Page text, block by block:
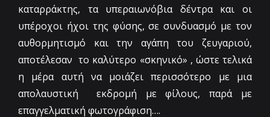
on
καταρράκτης, τα υπεραιωνόβια δέντρα και οι
υπέροχοι ήχοι της φύσης, σε συνδυασμό με τον
αυθορμητισμό και την αγάπη του ζευγαριού,
αποτέλεσαν το καλύτερο «σκηνικό» , ώστε τελικά
η μέρα αυτή να μοιάζει περισσότερο με μια
απολαυστική εκδρομή με φίλους, παρά με
επαγγελματική φωτογράφιση….